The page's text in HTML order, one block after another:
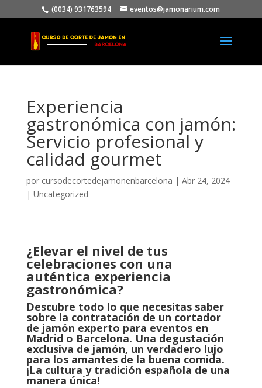
(0034) 931763594 eventos@jamonarium.com
Experiencia
gastronómica con jamón:
Servicio profesional y
calidad gourmet
por cursodecortedejamonenbarcelona | Abr 24, 2024
| Uncategorized
¿Elevar el nivel de tus
celebraciones con una
auténtica experiencia
gastronómica?
Descubre todo lo que necesitas saber
sobre la contratación de un cortador
de jamón experto para eventos en
Madrid o Barcelona. Una degustación
exclusiva de jamón, un verdadero lujo
para los amantes de la buena comida.
¡La cultura y tradición española de una
manera única!